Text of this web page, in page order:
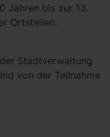
Jahren bis zur 13.
Ortsteilen.
Stadtverwaltung
von der Teilnahme